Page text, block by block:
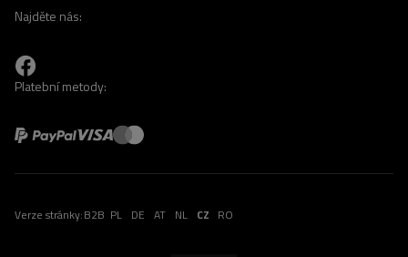
Najděte nás:
Platební metody:
Verze stránky:B2B PL DE AT NL CZ RO